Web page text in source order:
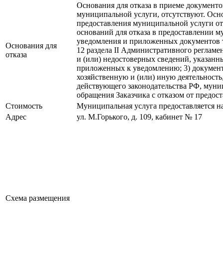
Основания для
отказа
Основания для отказа в приеме
муниципальной услуги, отсутствуют.
предоставления муниципальной услуги
оснований для отказа в предоставлении
уведомления и приложенных
12 раздела II Административного
и (или) недостоверных сведений,
приложенных к уведомлению; 3)
хозяйственную и (или) иную
действующего законодательства РФ,
обращения Заказчика с отказом от
Стоимость
Муниципальная услуга предоставляется
Адрес
ул. М.Горького, д. 109, кабинет № 17
Схема размещения